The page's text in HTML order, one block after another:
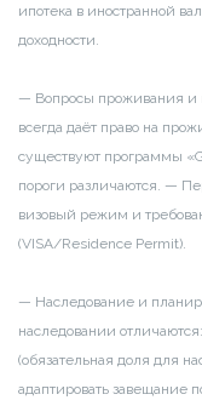
ипотека в иностранной
доходности.
— Вопросы проживания
всегда даёт право на
существуют программы
пороги различаются. —
визовый режим и
(VISA/Residence Permit).
— Наследование и
наследовании
(обязательная доля для
адаптировать завещание